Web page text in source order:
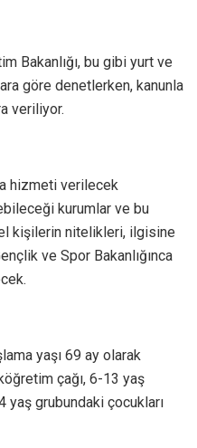
Bakanlığı, bu gibi yurt ve
göre denetlerken, kanunla
veriliyor.
hizmeti verilecek
kurumlar ve bu
kişilerin nitelikleri, ilgisine
ve Spor Bakanlığınca
yaşı 69 ay olarak
çağı, 6-13 yaş
yaş grubundaki çocukları